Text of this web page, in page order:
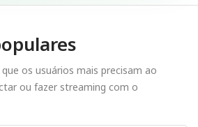
os usuários mais precisam ao
ou fazer streaming com o